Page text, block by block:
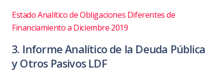
Estado Analítico de Obligaciones Diferentes de
Financiamiento a Diciembre 2019
3. Informe Analítico de la Deuda Pública
y Otros Pasivos LDF